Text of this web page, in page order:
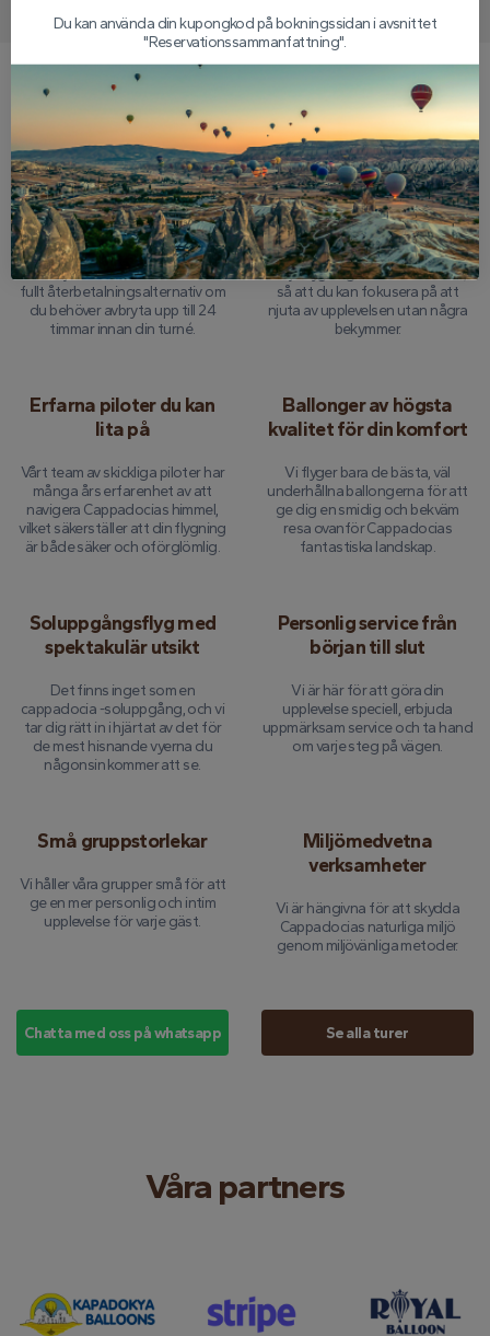
Varför välja oss?
24-timmars pengar-
back-garanti
Vi erbjuder sinnesfrid med ett
fullt återbetalningsalternativ om
du behöver avbryta upp till 24
timmar innan din turné.
Omfattande
turnéförsäkring
Varje flygning är helt försäkrad,
så att du kan fokusera på att
njuta av upplevelsen utan några
bekymmer.
Erfarna piloter du kan
lita på
Vårt team av skickliga piloter har
många års erfarenhet av att
navigera Cappadocias himmel,
vilket säkerställer att din flygning
är både säker och oförglömlig.
Ballonger av högsta
kvalitet för din komfort
Vi flyger bara de bästa, väl
underhållna ballongerna för att
ge dig en smidig och bekväm
resa ovanför Cappadocias
fantastiska landskap.
Soluppgångsflyg med
spektakulär utsikt
Det finns inget som en
cappadocia -soluppgång, och vi
tar dig rätt in i hjärtat av det för
de mest hisnande vyerna du
någonsin kommer att se.
Personlig service från
början till slut
Vi är här för att göra din
upplevelse speciell, erbjuda
uppmärksam service och ta hand
om varje steg på vägen.
Små gruppstorlekar
Vi håller våra grupper små för att
ge en mer personlig och intim
upplevelse för varje gäst.
Miljömedvetna
verksamheter
Vi är hängivna för att skydda
Cappadocias naturliga miljö
genom miljövänliga metoder.
Chatta med oss ​​på whatsapp Se alla turer
Våra partners
Du kan använda din kupongkod på bokningssidan i avsnittet
"Reservationssammanfattning".